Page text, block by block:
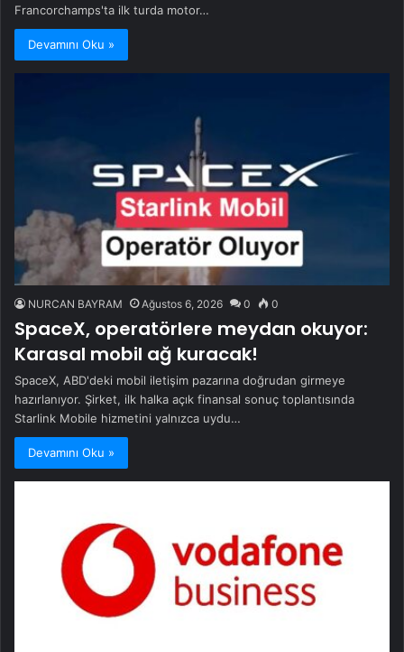
Francorchamps'ta ilk turda motor…
Devamını Oku »
NURCAN BAYRAM Ağustos 6, 2026 0 0
SpaceX, operatörlere meydan okuyor:
Karasal mobil ağ kuracak!
SpaceX, ABD'deki mobil iletişim pazarına doğrudan girmeye
hazırlanıyor. Şirket, ilk halka açık finansal sonuç toplantısında
Starlink Mobile hizmetini yalnızca uydu…
Devamını Oku »